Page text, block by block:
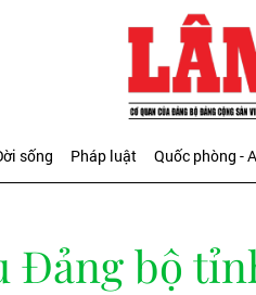
sống Pháp luật Quốc phòng -
bộ